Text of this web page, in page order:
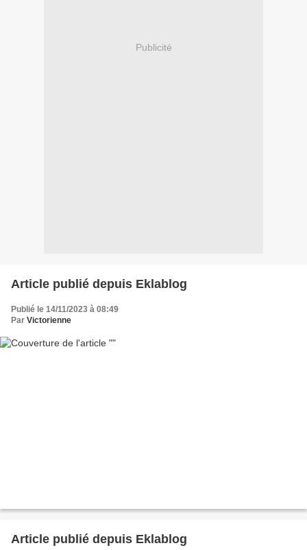
Publicité
Article publié depuis Eklablog
Publié le 14/11/2023 à 08:49
Par Victorienne
Article publié depuis Eklablog